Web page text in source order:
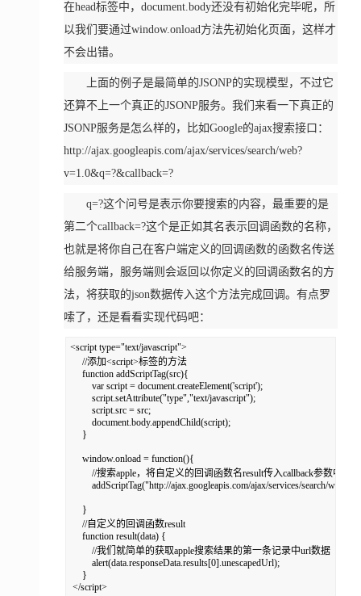
在head标签中，document.body还没有初始化完毕呢，所
以我们要通过window.onload方法先初始化页面，这样才
不会出错。
上面的例子是最简单的JSONP的实现模型，不过它
还算不上一个真正的JSONP服务。我们来看一下真正的
JSONP服务是怎么样的，比如Google的ajax搜索接口：
http://ajax.googleapis.com/ajax/services/search/web?
v=1.0&q=?&callback=?
q=?这个问号是表示你要搜索的内容，最重要的是
第二个callback=?这个是正如其名表示回调函数的名称，
也就是将你自己在客户端定义的回调函数的函数名传送
给服务端，服务端则会返回以你定义的回调函数名的方
法，将获取的json数据传入这个方法完成回调。有点罗
嗦了，还是看看实现代码吧：
<script type="text/javascript">
//添加<script>标签的方法
function addScriptTag(src){
var script = document.createElement('script');
script.setAttribute("type","text/javascript");
script.src = src;
document.body.appendChild(script);
}
window.onload = function(){
//搜索apple，将自定义的回调函数名result传入callback参数中
addScriptTag("http://ajax.googleapis.com/ajax/services/search/
}
//自定义的回调函数result
function result(data) {
//我们就简单的获取apple搜索结果的第一条记录中url数据
alert(data.responseData.results[0].unescapedUrl);
}
</script>